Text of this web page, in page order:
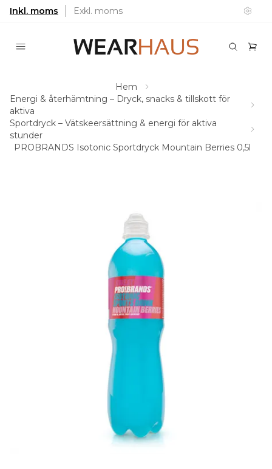
Inkl. moms Exkl. moms
Hem
Energi & återhämtning – Dryck, snacks & tillskott för
aktiva
Sportdryck – Vätskeersättning & energi för aktiva
stunder
PROBRANDS Isotonic Sportdryck Mountain Berries 0,5l